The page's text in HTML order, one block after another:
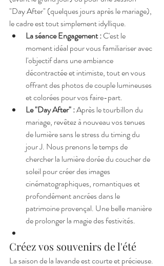
"Day After" (quelques jours après le mariage),
le cadre est tout simplement idyllique.
La séance Engagement : C'est le
moment idéal pour vous familiariser avec
l'objectif dans une ambiance
décontractée et intimiste, tout en vous
offrant des photos de couple lumineuses
et colorées pour vos faire-part.
Le "Day After" : Après le tourbillon du
mariage, revêtez à nouveau vos tenues
de lumière sans le stress du timing du
jour J. Nous prenons le temps de
chercher la lumière dorée du coucher de
soleil pour créer des images
cinématographiques, romantiques et
profondément ancrées dans le
patrimoine provençal. Une belle manière
de prolonger la magie des festivités.
Créez vos souvenirs de l'été
La saison de la lavande est courte et précieuse.